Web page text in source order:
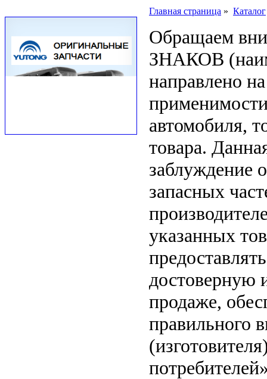
Главная страница » Каталог
Обращаем
ЗНАКОВ
направлено
автомобиля,
товара.
заблуждение
запасных
указанных
достоверную
продаже,
правильного